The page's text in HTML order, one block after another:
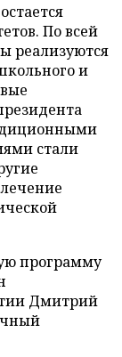
По всей
реализуются
и
стали
программу
Дмитрий